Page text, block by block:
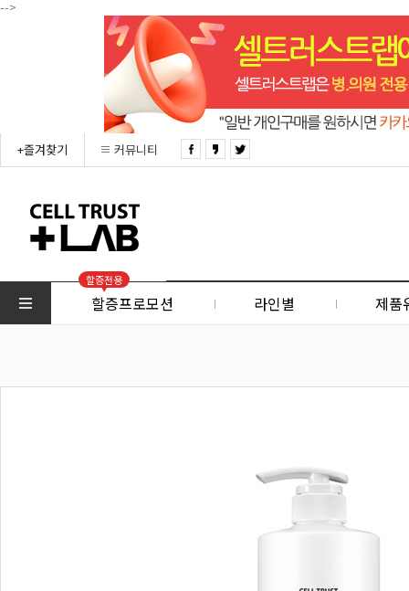
-->
+즐겨찾기 커뮤니티
할증전용
할증프로모션 라인별 제품